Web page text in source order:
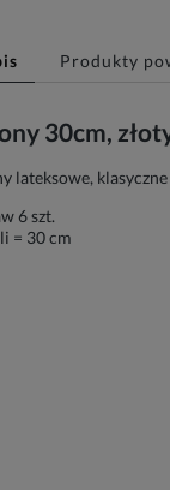
Produkty
30cm,
lateksowe,
6 szt.
= 30 cm